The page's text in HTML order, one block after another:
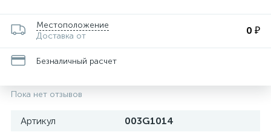
Местоположение
Доставка от
0 ₽
Безналичный расчет
Пока нет отзывов
Артикул 003G1014